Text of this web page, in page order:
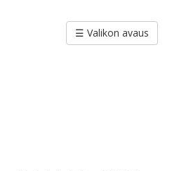
☰ Valikon avaus